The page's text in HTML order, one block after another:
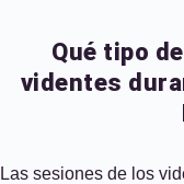
Qué tipo
videntes
Las sesiones de los